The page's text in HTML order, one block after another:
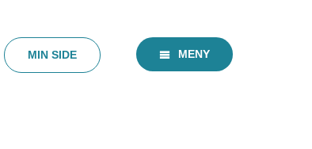
MIN SIDE MENY